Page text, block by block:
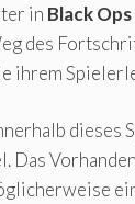
in Black Ops
des
ihrem
dieses
Das